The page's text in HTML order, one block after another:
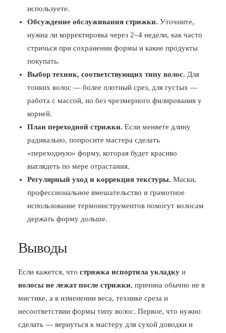
используете.
Обсуждение обслуживания стрижки. Уточните,
нужна ли корректировка через 2–4 недели, как часто
стричься при сохранении формы и какие продукты
покупать.
Выбор техник, соответствующих типу волос. Для
тонких волос — более плотный срез, для густых —
работа с массой, но без чрезмерного филирования у
корней.
План переходной стрижки. Если меняете длину
радикально, попросите мастера сделать
«переходную» форму, которая будет красиво
выглядеть по мере отрастания.
Регулярный уход и коррекция текстуры. Маски,
профессиональное вмешательство и грамотное
использование термоинструментов помогут волосам
держать форму дольше.
Выводы
Если кажется, что стрижка испортила укладку и
волосы не лежат после стрижки, причина обычно не в
мистике, а в изменении веса, технике среза и
несоответствии формы типу волос. Первое, что нужно
сделать — вернуться к мастеру для сухой доводки и